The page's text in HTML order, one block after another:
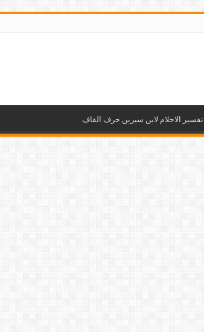
تفسير الاحلام لابن سيرين حرف القاف